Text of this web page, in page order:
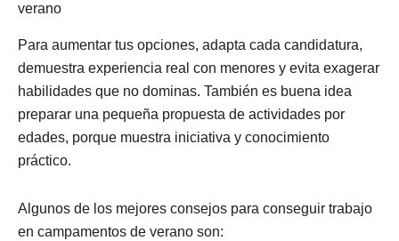
verano
Para aumentar tus opciones, adapta cada candidatura,
demuestra experiencia real con menores y evita exagerar
habilidades que no dominas. También es buena idea
preparar una pequeña propuesta de actividades por
edades, porque muestra iniciativa y conocimiento
práctico.
Algunos de los mejores consejos para conseguir trabajo
en campamentos de verano son: